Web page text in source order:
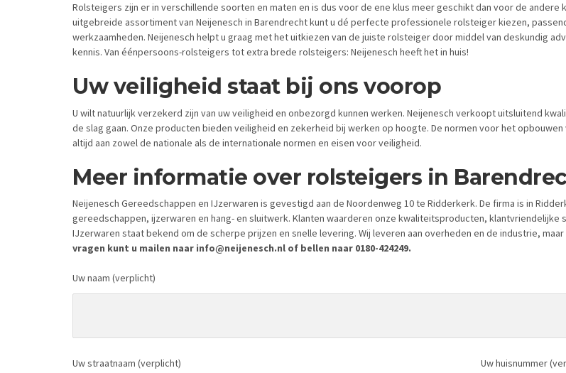
Rolsteigers zijn er in verschillende soorten en maten en is dus voor de ene klus meer geschikt dan voor de andere
uitgebreide assortiment van Neijenesch in Barendrecht kunt u dé perfecte professionele rolsteiger kiezen,
werkzaamheden. Neijenesch helpt u graag met het uitkiezen van de juiste rolsteiger door middel van deskundig
kennis. Van éénpersoons-rolsteigers tot extra brede rolsteigers: Neijenesch heeft het in huis!
Uw veiligheid staat bij ons voorop
U wilt natuurlijk verzekerd zijn van uw veiligheid en onbezorgd kunnen werken. Neijenesch verkoopt uitsluitend
de slag gaan. Onze producten bieden veiligheid en zekerheid bij werken op hoogte. De normen voor het
altijd aan zowel de nationale als de internationale normen en eisen voor veiligheid.
Meer informatie over rolsteigers in
Neijenesch Gereedschappen en IJzerwaren is gevestigd aan de Noordenweg 10 te Ridderkerk. De firma is in
gereedschappen, ijzerwaren en hang- en sluitwerk. Klanten waarderen onze kwaliteitsproducten, klantvriendelijke
IJzerwaren staat bekend om de scherpe prijzen en snelle levering. Wij leveren aan overheden en de industrie,
vragen kunt u mailen naar info@neijenesch.nl of bellen naar 0180-424249.
Uw naam (verplicht)
Uw straatnaam (verplicht) Uw huisnummer